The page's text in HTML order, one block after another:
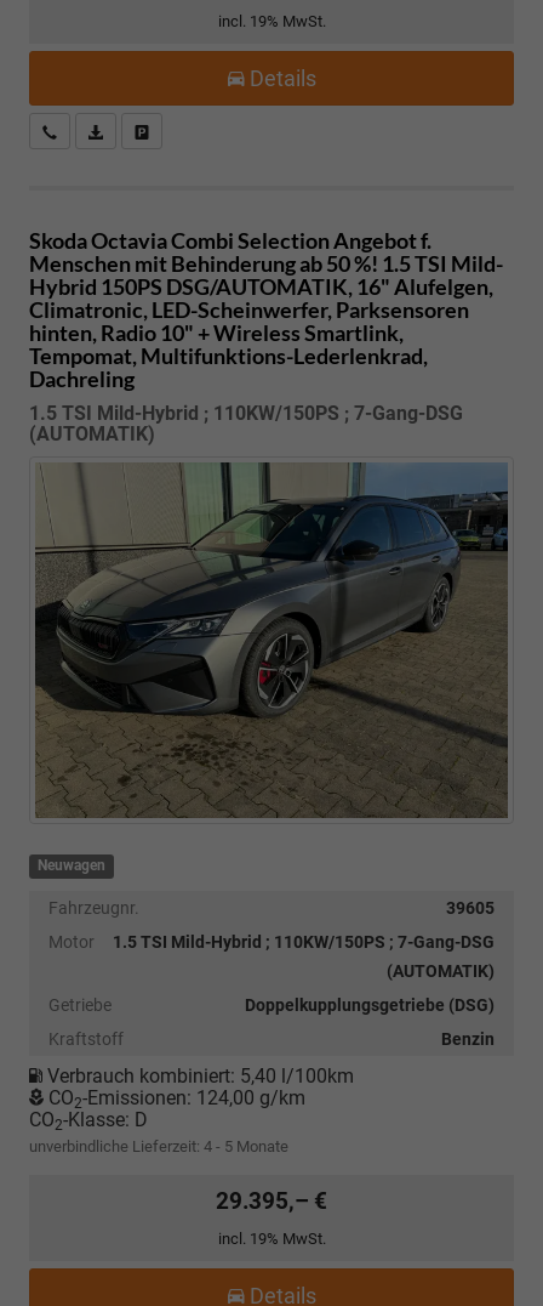
incl. 19% MwSt.
Details
Kostenloser Rückruf-Service
PDF-Datei, Fahrzeugexposé drucken
Skoda Octavia CombiSelection Angebot f.
Menschen mit Behinderung ab 50 %! 1.5 TSI Mild-
Hybrid 150PS DSG/AUTOMATIK, 16" Alufelgen,
Climatronic, LED-Scheinwerfer, Parksensoren
hinten, Radio 10" + Wireless Smartlink,
Tempomat, Multifunktions-Lederlenkrad,
Dachreling
1.5 TSI Mild-Hybrid ; 110KW/150PS ; 7-Gang-DSG
(AUTOMATIK)
Neuwagen
Fahrzeugnr.
39605
Motor
1.5 TSI Mild-Hybrid ; 110KW/150PS ; 7-Gang-DSG
(AUTOMATIK)
Getriebe
Doppelkupplungsgetriebe (DSG)
Kraftstoff
Benzin
Verbrauch kombiniert: 5,40 l/100km
CO2-Emissionen: 124,00 g/km
CO2-Klasse: D
unverbindliche Lieferzeit: 4 - 5 Monate
29.395,– €
incl. 19% MwSt.
Details